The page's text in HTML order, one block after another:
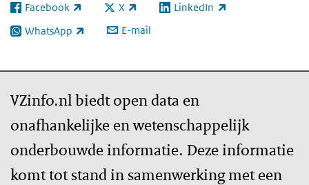
Facebook
(externe link) X
(externe link) LinkedIn
(externe link)
WhatsApp
(externe link) E-mail
VZinfo.nl biedt open data en
onafhankelijke en wetenschappelijk
onderbouwde informatie. Deze informatie
komt tot stand in samenwerking met een